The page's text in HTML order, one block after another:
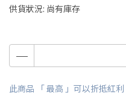
供貨狀況: 尚有庫存
此商品 「 最高 」可以折抵紅利